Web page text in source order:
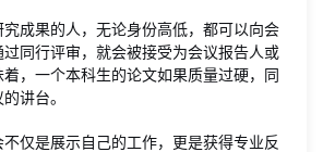
成果的人，无论身份高低，都可以向会
同行评审，就会被接受为会议报告人或
，一个本科生的论文如果质量过硬，同
讲台。
仅是展示自己的工作，更是获得专业反